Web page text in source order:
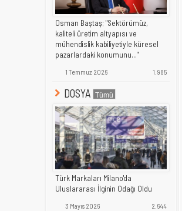
Osman Baştaş; "Sektörümüz,
kaliteli üretim altyapısı ve
mühendislik kabiliyetiyle küresel
pazarlardaki konumunu..."
1 Temmuz 2026 1.985
DOSYA
Türk Markaları Milano'da
Uluslararası İlginin Odağı Oldu
3 Mayıs 2026 2.644